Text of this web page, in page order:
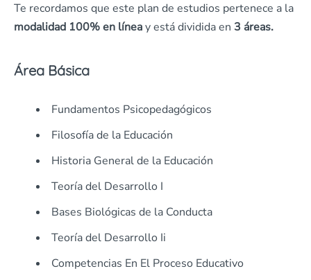
Te recordamos que este plan de estudios pertenece a la
modalidad 100% en líneay está dividida en 3 áreas.
Área Básica
Fundamentos Psicopedagógicos
Filosofía de la Educación
Historia General de la Educación
Teoría del Desarrollo I
Bases Biológicas de la Conducta
Teoría del Desarrollo Ii
Competencias En El Proceso Educativo